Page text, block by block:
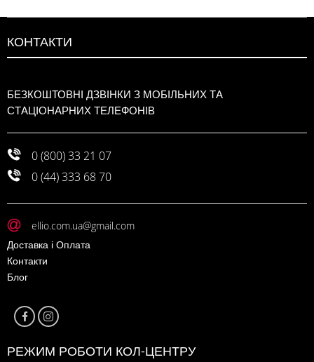
КОНТАКТИ
БЕЗКОШТОВНІ ДЗВІНКИ З МОБІЛЬНИХ ТА
СТАЦІОНАРНИХ ТЕЛЕФОНІВ
0 (800) 33 21 07
0 (44) 333 68 70
ellio.com.ua@gmail.com
Доставка і Оплата
Контакти
Блог
РЕЖИМ РОБОТИ КОЛ-ЦЕНТРУ